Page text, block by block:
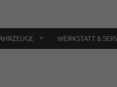
WERKSTATT &